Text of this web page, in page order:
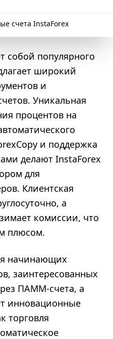
счета InstaForex
собой популярного
широкий
и
Уникальная
процентов на
и поддержка
делают InstaForex
для
Клиентская
а
комиссии, что
плюсом.
начинающих
заинтересованных
ПАММ-счета, а
инновационные
торговля